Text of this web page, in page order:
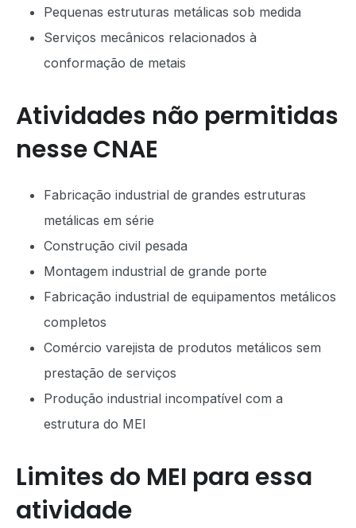
Pequenas estruturas metálicas sob medida
Serviços mecânicos relacionados à
conformação de metais
Atividades não permitidas
nesse CNAE
Fabricação industrial de grandes estruturas
metálicas em série
Construção civil pesada
Montagem industrial de grande porte
Fabricação industrial de equipamentos metálicos
completos
Comércio varejista de produtos metálicos sem
prestação de serviços
Produção industrial incompatível com a
estrutura do MEI
Limites do MEI para essa
atividade